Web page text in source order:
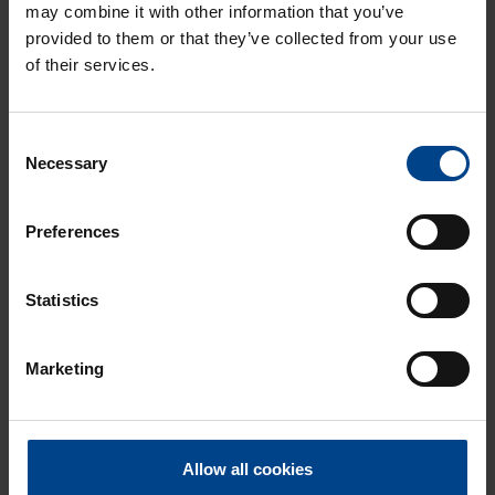
may combine it with other information that you’ve
provided to them or that they’ve collected from your use
of their services.
Selection
Necessary
Preferences
Statistics
Marketing
Allow all cookies
Tuotekoodi: 80161780
Sähkönumero: 2803896
Pai­ni­ke 1-osai­nen mer­kin­täik­ku­nal­la
Pai­ni­ke 1-osai­nen mer­kin­täik­ku­nal­la
KNX Q.x puh­taan­val­koi­nen